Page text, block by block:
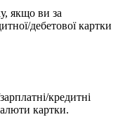
у, якщо ви за
итної/дебетової картки
зарплатні/кредитні
алюти картки.